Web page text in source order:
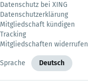
Datenschutz bei XING
Datenschutzerklärung
Mitgliedschaft kündigen
Tracking
Mitgliedschaften widerrufen
Sprache Deutsch